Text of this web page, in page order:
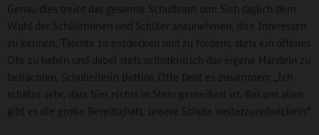
Genau dies treibt das gesamte Schulteam um: Sich täglich dem
Wohl der Schülerinnen und Schüler anzunehmen, ihre Interessen
zu kennen, Talente zu entdecken und zu fördern, stets ein offenes
Ohr zu haben und dabei stets selbstkritisch das eigene Handeln zu
betrachten. Schulleiterin Bettina Otte fasst es zusammen: „Ich
schätze sehr, dass hier nichts in Stein gemeißelt ist. Bei uns allen
gibt es die große Bereitschaft, unsere Schule weiterzuentwickeln.“